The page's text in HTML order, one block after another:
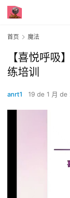
首页 魔法
【喜悦呼吸
练培训
anrt1 19 de 1 月